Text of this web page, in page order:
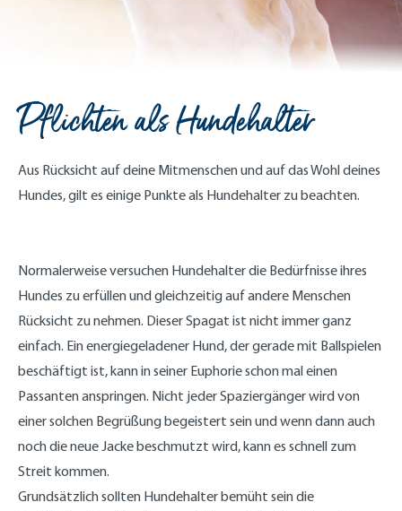
Pflichten als Hundehalter
Aus Rücksicht auf deine Mitmenschen und auf das Wohl deines
Hundes, gilt es einige Punkte als Hundehalter zu beachten.
Normalerweise versuchen Hundehalter die Bedürfnisse ihres
Hundes zu erfüllen und gleichzeitig auf andere Menschen
Rücksicht zu nehmen. Dieser Spagat ist nicht immer ganz
einfach. Ein energiegeladener Hund, der gerade mit Ballspielen
beschäftigt ist, kann in seiner Euphorie schon mal einen
Passanten anspringen. Nicht jeder Spaziergänger wird von
einer solchen Begrüßung begeistert sein und wenn dann auch
noch die neue Jacke beschmutzt wird, kann es schnell zum
Streit kommen.
Grundsätzlich sollten Hundehalter bemüht sein die